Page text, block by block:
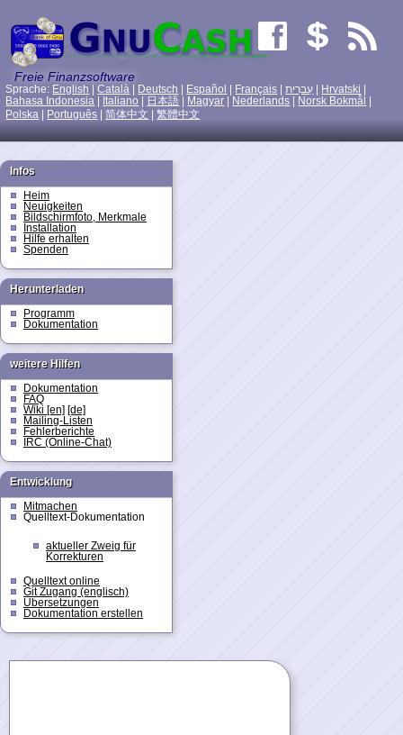
Freie Finanzsoftware
Sprache: English |Català Deutsch Español Français |עִברִית Hrvatski
Bahasa Indonesia
Italiano 日本語 Magyar Nederlands Norsk Bokmål
Polska
Português |简体中文 |繁體中文
Infos
Heim
Neuigkeiten
Bildschirmfoto, Merkmale
Installation
Hilfe erhalten
Spenden
Herunterladen
Programm
Dokumentation
weitere Hilfen
Dokumentation
FAQ
Wiki [en] [de]
Mailing-Listen
Fehlerberichte
IRC (Online-Chat)
Entwicklung
Mitmachen
Quelltext-Dokumentation
aktueller Zweig für
Korrekturen
Quelltext online
Git Zugang (englisch)
Übersetzungen
Dokumentation erstellen